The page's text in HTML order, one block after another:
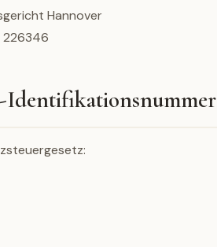
Hannover
226346
Identifikationsnummer